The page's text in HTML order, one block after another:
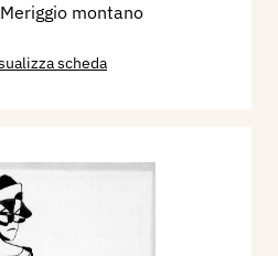
montano
scheda